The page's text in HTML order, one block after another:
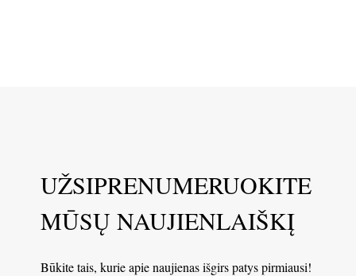
UŽSIPRENUMERUOKITE
MŪSŲ NAUJIENLAIŠKĮ
Būkite tais, kurie apie naujienas išgirs patys pirmiausi!